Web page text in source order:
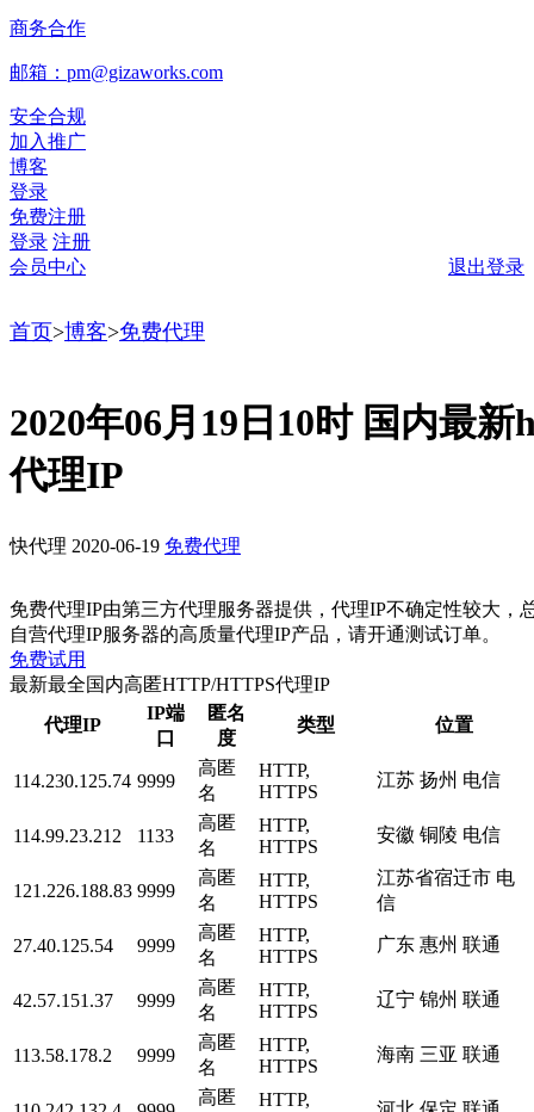
商务合作
邮箱：pm@gizaworks.com
安全合规
加入推广
博客
登录
免费注册
登录 注册
会员中心
退出登录
首页>博客>免费代理
2020年06月19日10时 国内最
代理IP
快代理 2020-06-19 免费代理
免费代理IP由第三方代理服务器提供，代理IP不确定性较大，
自营代理IP服务器的高质量代理IP产品，请开通测试订单。
免费试用
最新最全国内高匿HTTP/HTTPS代理IP
代理IP
IP端
口
匿名
度
类型 位置
114.230.125.74 9999
高匿
名
HTTP,
HTTPS
江苏 扬州 电信
114.99.23.212 1133
高匿
名
HTTP,
HTTPS
安徽 铜陵 电信
121.226.188.83 9999
高匿
名
HTTP,
HTTPS
江苏省宿迁市 电
信
27.40.125.54 9999
高匿
名
HTTP,
HTTPS
广东 惠州 联通
42.57.151.37 9999
高匿
名
HTTP,
HTTPS
辽宁 锦州 联通
113.58.178.2 9999
高匿
名
HTTP,
HTTPS
海南 三亚 联通
高匿
HTTP,